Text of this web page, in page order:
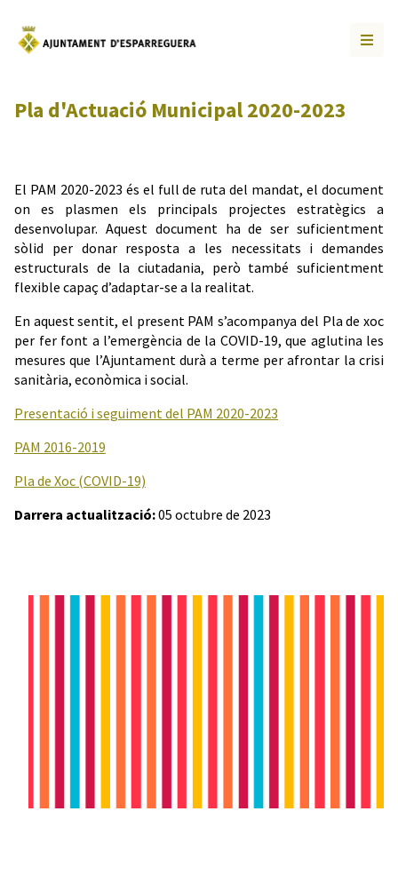
Pla d'Actuació Municipal 2020-2023
El PAM 2020-2023 és el full de ruta del mandat, el document
on es plasmen els principals projectes estratègics a
desenvolupar. Aquest document ha de ser suficientment
sòlid per donar resposta a les necessitats i demandes
estructurals de la ciutadania, però també suficientment
flexible capaç d’adaptar-se a la realitat.
En aquest sentit, el present PAM s’acompanya del Pla de xoc
per fer font a l’emergència de la COVID-19, que aglutina les
mesures que l’Ajuntament durà a terme per afrontar la crisi
sanitària, econòmica i social.
Presentació i seguiment del PAM 2020-2023
PAM 2016-2019
Pla de Xoc (COVID-19)
Darrera actualització:05 octubre de 2023